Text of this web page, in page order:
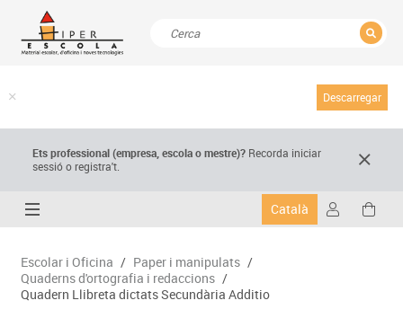
Descarregar
Ets professional (empresa,escola o mestre)? Recorda iniciar
sessió o registra't.
Català
Escolar i Oficina / Paper i manipulats /
Quaderns d'ortografia i redaccions /
Quadern Llibreta dictats Secundària Additio